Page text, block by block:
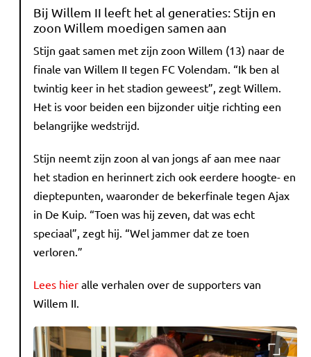
Bij Willem II leeft het al generaties: Stijn en
zoon Willem moedigen samen aan
Stijn gaat samen met zijn zoon Willem (13) naar de
finale van Willem II tegen FC Volendam. “Ik ben al
twintig keer in het stadion geweest”, zegt Willem.
Het is voor beiden een bijzonder uitje richting een
belangrijke wedstrijd.
Stijn neemt zijn zoon al van jongs af aan mee naar
het stadion en herinnert zich ook eerdere hoogte- en
dieptepunten, waaronder de bekerfinale tegen Ajax
in De Kuip. “Toen was hij zeven, dat was echt
speciaal”, zegt hij. “Wel jammer dat ze toen
verloren.”
Lees hier alle verhalen over de supporters van
Willem II.